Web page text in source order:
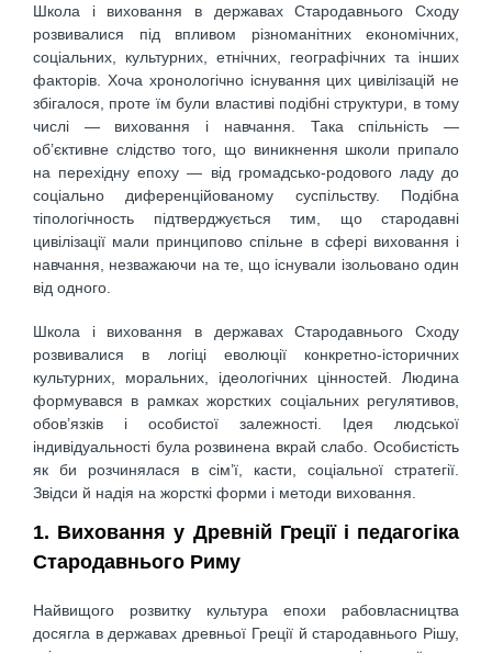
Школа і виховання в державах Стародавнього Сходу
розвивалися під впливом різноманітних економічних,
соціальних, культурних, етнічних, географічних та інших
факторів. Хоча хронологічно існування цих цивілізацій не
збігалося, проте їм були властиві подібні структури, в тому
числі — виховання і навчання. Така спільність —
об’єктивне слідство того, що виникнення школи припало
на перехідну епоху — від громадсько-родового ладу до
соціально диференційованому суспільству. Подібна
тіпологічность підтверджується тим, що стародавні
цивілізації мали принципово спільне в сфері виховання і
навчання, незважаючи на те, що існували ізольовано один
від одного.
Школа і виховання в державах Стародавнього Сходу
розвивалися в логіці еволюції конкретно-історичних
культурних, моральних, ідеологічних цінностей. Людина
формувався в рамках жорстких соціальних регулятивов,
обов’язків і особистої залежності. Ідея людської
індивідуальності була розвинена вкрай слабо. Особистість
як би розчинялася в сім’ї, касти, соціальної стратегії.
Звідси й надія на жорсткі форми і методи виховання.
1. Виховання у Древній Греції і педагогіка
Стародавнього Риму
Найвищого розвитку культура епохи рабовласництва
досягла в державах древньої Греції й стародавнього Рішу,